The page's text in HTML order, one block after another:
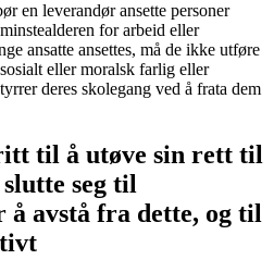
en leverandør ansette personer
for arbeid eller
ansatte ansettes, må de ikke utføre
eller moralsk farlig eller
deres skolegang ved å frata dem
til å utøve sin rett til
seg til
avstå fra dette, og til